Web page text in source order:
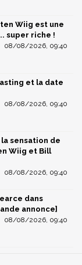
Wiig est une
super riche !
08/08/2026, 09:40
et la date
08/08/2026, 09:40
sensation de
Wiig et Bill
08/08/2026, 09:40
dans
annonce]
08/08/2026, 09:40